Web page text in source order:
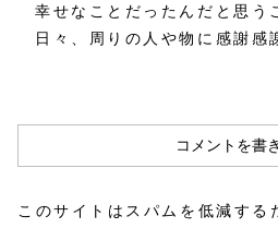
幸せなことだったんだと思う
日々、周りの人や物に感謝感
コメントを書
このサイトはスパムを低減す